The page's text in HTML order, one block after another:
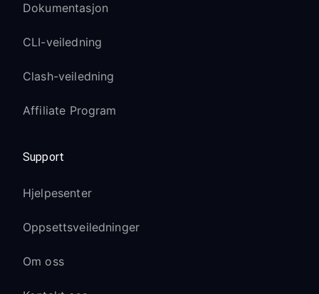
Dokumentasjon
CLI-veiledning
Clash-veiledning
Affiliate Program
Support
Hjelpesenter
Oppsettsveiledninger
Om oss